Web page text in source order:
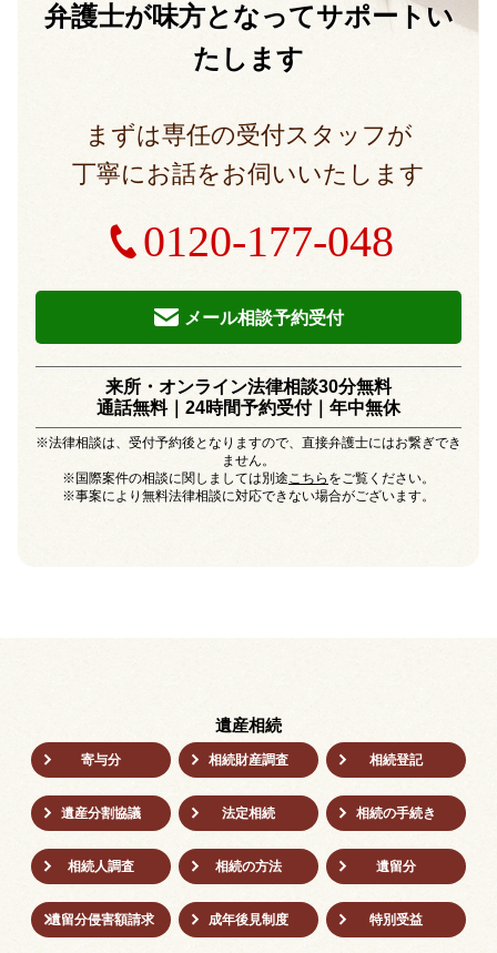
弁護士が味方となってサポートい
たします
まずは専任の受付スタッフが
丁寧にお話をお伺いいたします
0120-177-048
メール相談予約受付
来所・オンライン法律相談30分無料
通話無料｜24時間予約受付｜年中無休
※法律相談は、受付予約後となりますので、直接弁護士にはお繋ぎでき
ません。
※国際案件の相談に関しましては別途こちら をご覧ください。
※事案により無料法律相談に対応できない場合がございます。
遺産相続
寄与分 相続財産調査 相続登記
遺産分割協議 法定相続 相続の⼿続き
相続人調査 相続の方法 遺留分
遺留分侵害額請求 成年後⾒制度 特別受益